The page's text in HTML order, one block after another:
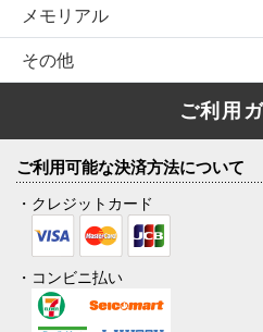
メモリアル
その他
ご利用
ご利用可能な決済方法について
・クレジットカード
・コンビニ払い